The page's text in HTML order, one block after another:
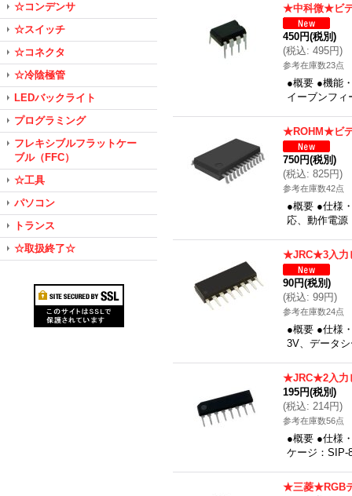
☆コンデンサ
☆スイッチ
☆コネクタ
☆冷陰極管
LEDバックライト
プログラミング
フレキシブルフラットケー
ブル（FFC）
☆工具
パソコン
トランス
☆取扱終了☆
★中科微★ビ
450円(税別)
(税込: 495円)
参考在庫数23点
●概要 ●機能
イーブンフ
★ROHM★ビ
750円(税別)
(税込: 825円)
参考在庫数42点
●概要 ●仕様
応、動作電
★JRC★3入力
90円(税別)
(税込: 99円)
参考在庫数24点
●概要 ●仕様
3V、データ
★JRC★2入力
195円(税別)
(税込: 214円)
参考在庫数56点
●概要 ●仕様
ケージ：SIP-
★三菱★RGB